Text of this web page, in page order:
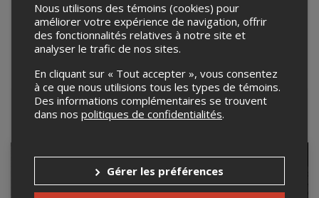
Leaflet| ©Mapbox©OpenStreetMap
Événements à venir
Nous utilisons des témoins (cookies) pour
améliorer votre expérience de navigation, offrir
des fonctionnalités relatives à notre site et
analyser le trafic de nos sites.
En cliquant sur « Tout accepter », vous consentez
à ce que nous utilisions tous les types de témoins.
Des informations complémentaires se trouvent
dans nos politiques de confidentialités.
Gérer les préférences